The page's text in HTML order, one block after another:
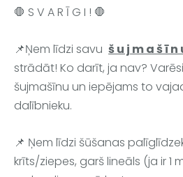
🛑 S V A R Ī G I ! 🛑
📌Ņem līdzi savu š u j m a š ī n
strādāt! Ko darīt, ja nav?
šujmašīnu un iepējams to
dalībnieku.
📌 Ņem līdzi šūšanas
krīts/ziepes, garš lineāls (ja ir 1